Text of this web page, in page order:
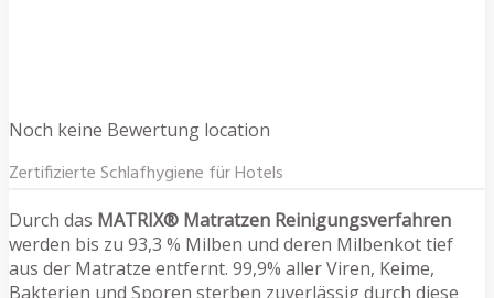
Noch keine Bewertung location
Zertifizierte Schlafhygiene für Hotels
Durch das MATRIX® Matratzen Reinigungsverfahren
werden bis zu 93,3 % Milben und deren Milbenkot tief
aus der Matratze entfernt. 99,9% aller Viren, Keime,
Bakterien und Sporen sterben zuverlässig durch diese